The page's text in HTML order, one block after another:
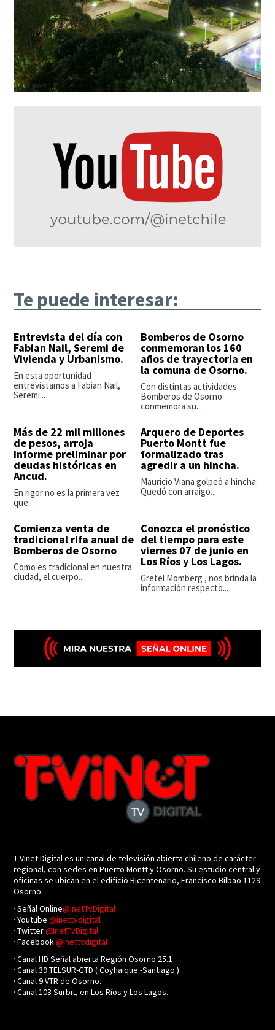
Te puede interesar:
Entrevista del día con
Fabian Nail, Seremi de
Vivienda y Urbanismo.
En esta oportunidad
entrevistamos a Fabian Nail,
Seremi...
Bomberos de Osorno
conmemoran los 160
años de trayectoria en
la comuna de Osorno.
Con distintas actividades
Bomberos de Osorno
conmemora su...
Más de 22 mil millones
de pesos, arroja
informe preliminar por
deudas históricas en
Ancud.
En rigor no es la primera vez
que...
Arquero de Deportes
Puerto Montt fue
formalizado tras
agredir a un hincha.
Mauricio Viana golpeó a hincha:
Quedó con arraigo...
Comienza venta de
tradicional rifa anual de
Bomberos de Osorno
Como es tradicional en nuestra
ciudad, el cuerpo...
Conozca el pronóstico
del tiempo para este
viernes 07 de junio en
Los Ríos y Los Lagos.
Gretel Momberg , nos brinda la
información respecto...
T-Vinet Digital es un canal de televisión abierta chileno de carácter
regional, con sedes en Puerto Montt y Osorno. Su estudio central y
oficinas se ubican en el edificio Bicentenario, Francisco Bilbao 1129
Osorno.
· Señal Online@InetTvDigital
· Youtube@inettvdigital
· Twitter@InetTvDigital
· Facebook@inettvdigital
· Canal HD Señal abierta Región Osorno 25.1
· Canal 39 TELSUR-GTD ( Coyhaique -Santiago )
· Canal 9 VTR de Osorno.
· Canal 103 Surbit, en Los Ríos y Los Lagos.